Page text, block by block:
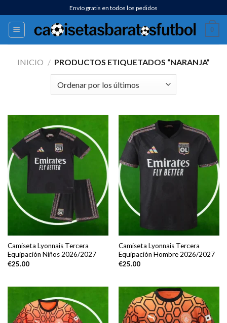
al
contenido
Envío gratis en todos los pedidos
0
INICIO / PRODUCTOS ETIQUETADOS “NARANJA”
Camiseta Lyonnais Tercera
Equipación Niños 2026/2027
€25.00
Camiseta Lyonnais Tercera
Equipación Hombre 2026/2027
€25.00